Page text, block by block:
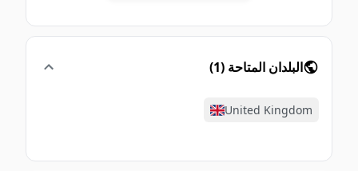
البلدان المتاحة(
1
)
United Kingdom